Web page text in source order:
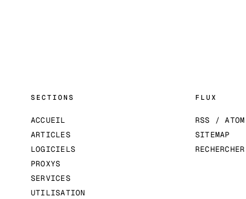
SECTIONS
ACCUEIL
ARTICLES
LOGICIELS
PROXYS
SERVICES
UTILISATION
FLUX
RSS / ATOM
SITEMAP
RECHERCHER